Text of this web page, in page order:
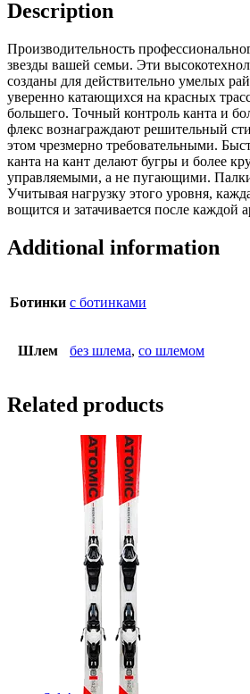
Description
Производительность
звезды вашей семьи. Эти
созданы для действительно умелых
уверенно катающихся на красных
большего. Точный контроль канта и
флекс вознаграждают решительный
этом чрезмерно требовательными.
канта на кант делают бугры и более
управляемыми, а не пугающими. Палки
Учитывая нагрузку этого уровня,
вощится и затачивается после каждой
Additional information
Ботинки с ботинками
Шлем без шлема, со шлемом
Related products